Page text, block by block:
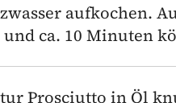
aufkochen.
und ca. 10 Minuten
Prosciutto in Öl